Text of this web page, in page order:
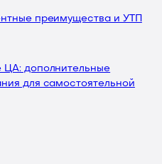
преимущества и УТП
ЦА: дополнительные
для самостоятельной